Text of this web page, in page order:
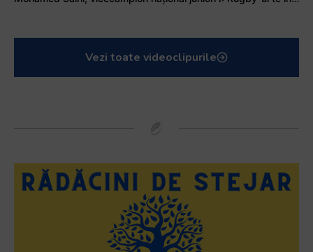
Vezi toate videoclipurile